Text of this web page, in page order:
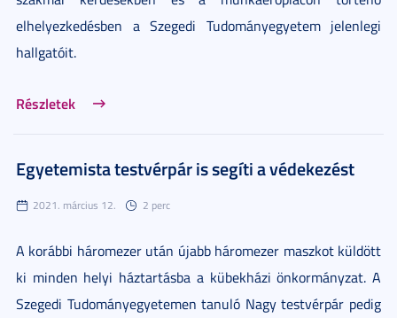
elhelyezkedésben a Szegedi Tudományegyetem jelenlegi
hallgatóit.
Részletek
Egyetemista testvérpár is segíti a védekezést
2021. március 12. 2 perc
A korábbi háromezer után újabb háromezer maszkot küldött
ki minden helyi háztartásba a kübekházi önkormányzat. A
Szegedi Tudományegyetemen tanuló Nagy testvérpár pedig